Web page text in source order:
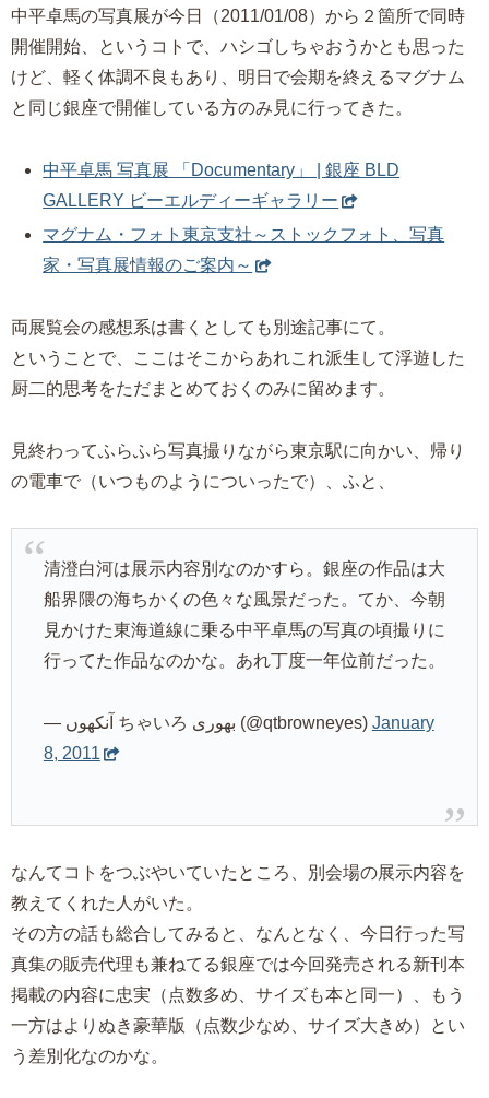
中平卓馬の写真展が今日（2011/01/08）から２箇所で同時
開催開始、というコトで、ハシゴしちゃおうかとも思った
けど、軽く体調不良もあり、明日で会期を終えるマグナム
と同じ銀座で開催している方のみ見に行ってきた。
中平卓馬 写真展 「Documentary」 | 銀座 BLD
GALLERY ビーエルディーギャラリー
マグナム・フォト東京支社～ストックフォト、写真
家・写真展情報のご案内～
両展覧会の感想系は書くとしても別途記事にて。
ということで、ここはそこからあれこれ派生して浮遊した
厨二的思考をただまとめておくのみに留めます。
見終わってふらふら写真撮りながら東京駅に向かい、帰り
の電車で（いつものようについったで）、ふと、
清澄白河は展示内容別なのかすら。銀座の作品は大
船界隈の海ちかくの色々な風景だった。てか、今朝
見かけた東海道線に乗る中平卓馬の写真の頃撮りに
行ってた作品なのかな。あれ丁度一年位前だった。
— آنکھوں ちゃいろ بھوری (@qtbrowneyes) January
8, 2011
なんてコトをつぶやいていたところ、別会場の展示内容を
教えてくれた人がいた。
その方の話も総合してみると、なんとなく、今日行った写
真集の販売代理も兼ねてる銀座では今回発売される新刊本
掲載の内容に忠実（点数多め、サイズも本と同一）、もう
一方はよりぬき豪華版（点数少なめ、サイズ大きめ）とい
う差別化なのかな。